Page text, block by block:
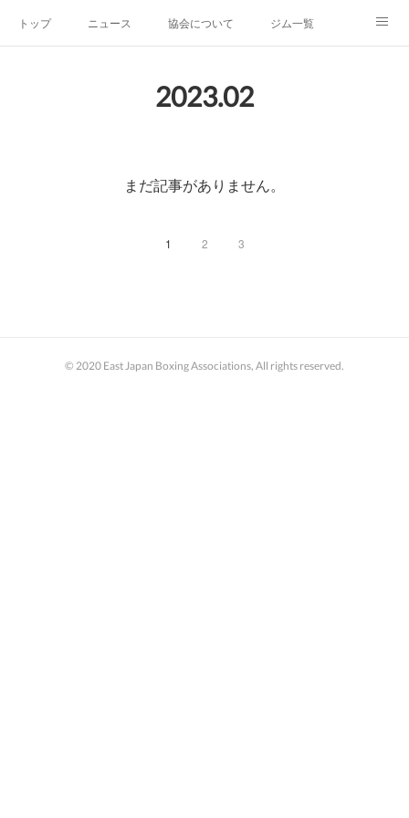
トップ ニュース 協会について ジム一覧
2023.02
まだ記事がありません。
1 2 3
© 2020 East Japan Boxing Associations, All rights reserved.